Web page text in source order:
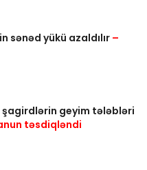
sənəd yükü azaldılır –
şagirdlərin geyim tələbləri
təsdiqləndi